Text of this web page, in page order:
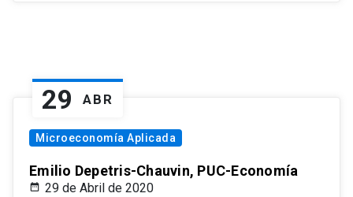
29 ABR
Microeconomía Aplicada
Emilio Depetris-Chauvin, PUC-Economía
29 de Abril de 2020